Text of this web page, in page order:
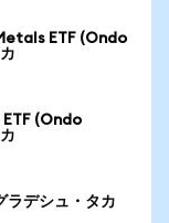
ETF (Ondo
(Ondo
デシュ・タカ